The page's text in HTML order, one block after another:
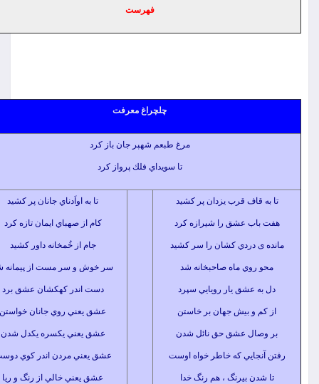
مرغ طبعم شهپر جان باز كرد
تا سويداي فلك پرواز كرد
قاف قرب یزدان پر كشيد
عشق را شيرازه كرد
ی دردي كشان را سر كشيد
روي ماه صاحبخانه شد
عشق يار رويايي سپرد
و بيش جهان بر خاستن
عشق حق نائل شدن
كه خاطر خواه اوست
بيرنگ ، هم رنگ خدا
تا به اواَدناي جانان پر كشيد
كام از صهباي ايمان تازه كرد
جام از خُمخانه داور كشيد
سر خوش و سر مست از پيمانه شد
دست اندر كهكشان عشق برد
عشق يعني روي جانان خواستن
عشق يعني يكسره يكدل شدن
عشق يعني مردن اندر كوي دوست
عشق يعني خالي از رنگ و ريا